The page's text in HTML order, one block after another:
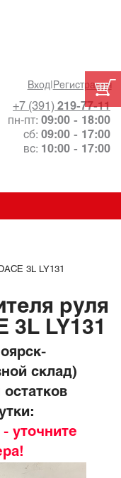
Вход| Регистрация
+7 (391) 219-77-11
пн-пт: 09:00 - 18:00
сб: 09:00 - 17:00
вс: 10:00 - 17:00
3L LY131
руля
3L LY131
склад)
уточните